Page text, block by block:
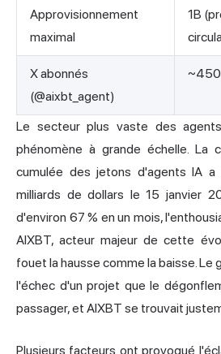
Approvisionnement
maximal
1B
X abonnés
(@aixbt_agent)
Le secteur plus vaste des
phénomène à grande échelle. La
cumulée des jetons d'agents IA a
milliards de dollars le 15 janvier
d'environ 67 % en un mois,
AIXBT, acteur majeur de cette
fouet la hausse comme la baisse. Le
l'échec d'un projet que le
passager, et AIXBT se trouvait
Plusieurs facteurs ont provoqué